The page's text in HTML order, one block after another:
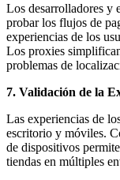
Los desarrolladores y
probar los flujos de
experiencias de los
Los proxies
problemas de
7. Validación de la
Las experiencias de
escritorio y móviles.
de dispositivos
tiendas en múltiples